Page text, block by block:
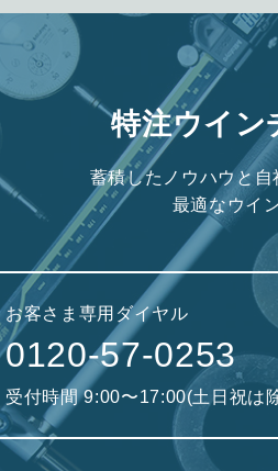
特注ウイン
蓄積したノウハウと
最適なウイ
お客さま専用ダイヤル
0120-57-0253
受付時間 9:00〜17:00(土日祝は